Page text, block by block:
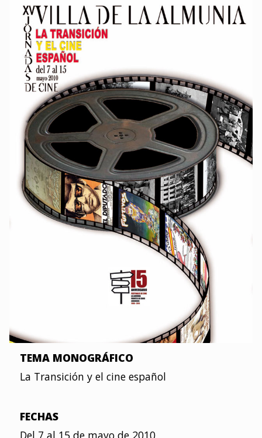
TEMA MONOGRÁFICO
La Transición y el cine español
FECHAS
Del 7 al 15 de mayo de 2010